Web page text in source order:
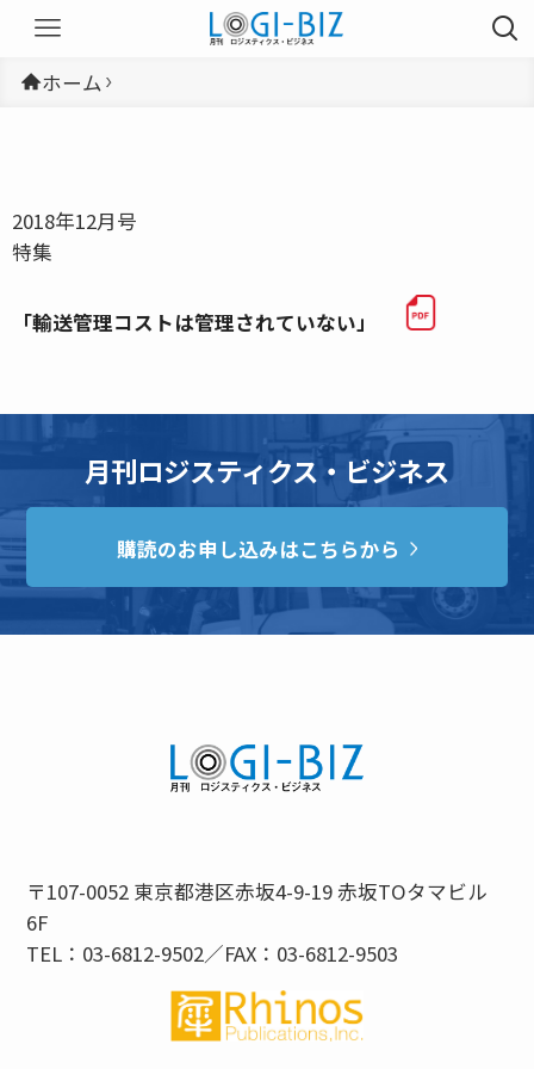
ホーム
2018年12月号
特集
「輸送管理コストは管理されていない」
月刊ロジスティクス・ビジネス
購読のお申し込みはこちらから
〒107-0052 東京都港区赤坂4-9-19 赤坂TOタマビル
6F
TEL：03-6812-9502／FAX：03-6812-9503